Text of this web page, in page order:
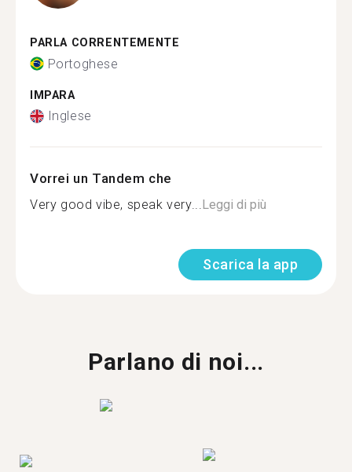
PARLA CORRENTEMENTE
Portoghese
IMPARA
Inglese
Vorrei un Tandem che
Very good vibe, speak very...Leggi di più
Scarica la app
Parlano di noi...